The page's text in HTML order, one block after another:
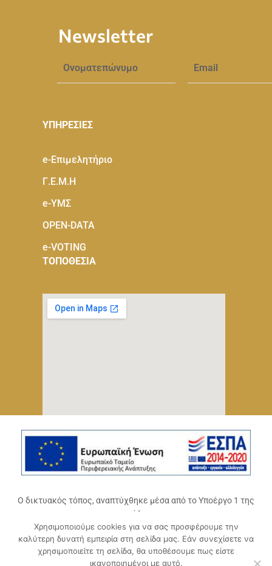
Newsletter
ΥΠΗΡΕΣΙΕΣ
e-Eπιμελητήριο
Γ.Ε.Μ.Η
e-ΥΜΣ
OPEN-DATA
e-VOTING
ΤΟΠΟΘΕΣΙΑ
Ο δικτυακός τόπος, αναπτύχθηκε μέσα από το Υποέργο 1 της
πράξης
«Ψηφιακό Οικοσύστημα Επιχειρηματικότητας του
Επιμελητηρίου Αχαΐας» (ΟΠΣ 5045300),
Επιχειρησιακό Πρόγραμμα «Δυτική Ελλάδα 2014-2020».
Χρησιμοποιούμε cookies για να σας προσφέρουμε την
καλύτερη δυνατή εμπειρία στη σελίδα μας. Εάν συνεχίσετε να
χρησιμοποιείτε τη σελίδα, θα υποθέσουμε πως είστε
ικανοποιημένοι με αυτό.